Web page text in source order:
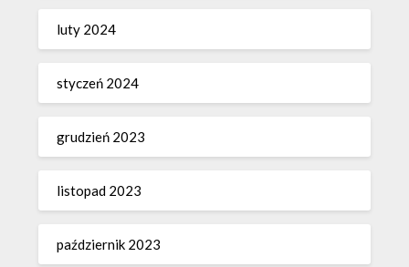
luty 2024
styczeń 2024
grudzień 2023
listopad 2023
październik 2023